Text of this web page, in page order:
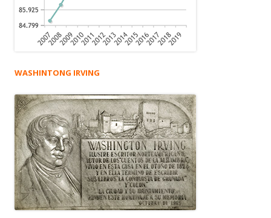
WASHINTONG IRVING